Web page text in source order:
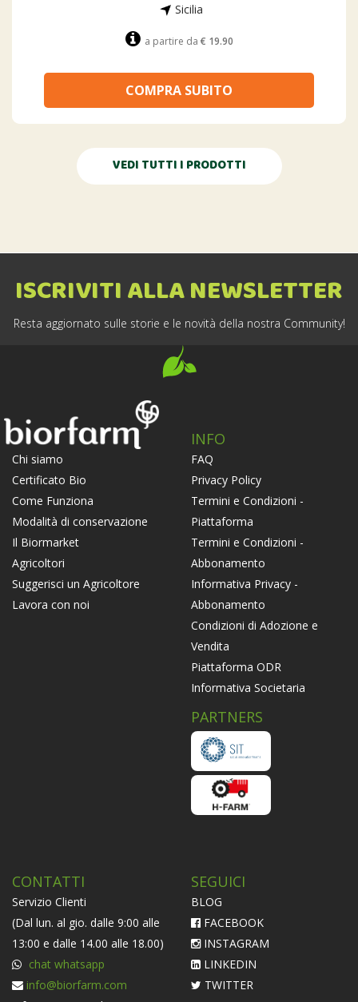
Sicilia
a partire da € 19.90
COMPRA SUBITO
VEDI TUTTI I PRODOTTI
ISCRIVITI ALLA NEWSLETTER
Resta aggiornato sulle storie e le novità della nostra Community!
Chi siamo
Certificato Bio
Come Funziona
Modalità di conservazione
Il Biormarket
Agricoltori
Suggerisci un Agricoltore
Lavora con noi
INFO
FAQ
Privacy Policy
Termini e Condizioni -
Piattaforma
Termini e Condizioni -
Abbonamento
Informativa Privacy -
Abbonamento
Condizioni di Adozione e
Vendita
Piattaforma ODR
Informativa Societaria
PARTNERS
CONTATTI
Servizio Clienti
(Dal lun. al gio. dalle 9:00 alle
13:00 e dalle 14.00 alle 18.00)
chat whatsapp
info@biorfarm.com
SEGUICI
BLOG
FACEBOOK
INSTAGRAM
LINKEDIN
TWITTER